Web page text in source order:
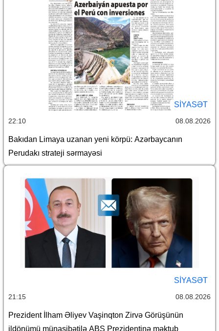
SİYASƏT
22:10 08.08.2026
Bakıdan Limaya uzanan yeni körpü: Azərbaycanın
Perudakı strateji sərmayəsi
SİYASƏT
21:15 08.08.2026
Prezident İlham Əliyev Vaşinqton Zirvə Görüşünün
ildönümü münasibətilə ABŞ Prezidentinə məktub